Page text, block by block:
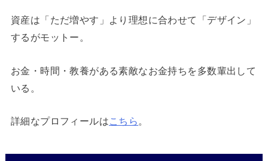
資産は「ただ増やす」より理想に合わせて「デザイン」
するがモットー。
お金・時間・教養がある素敵なお金持ちを多数輩出して
いる。
詳細なプロフィールはこちら。